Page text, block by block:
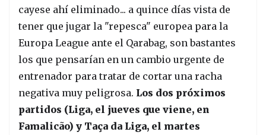
cayese ahí eliminado... a quince días vista de
tener que jugar la "repesca" europea para la
Europa League ante el Qarabag, son bastantes
los que pensarían en un cambio urgente de
entrenador para tratar de cortar una racha
negativa muy peligrosa. Los dos próximos
partidos (Liga, el jueves que viene, en
Famalicão) y Taça da Liga, el martes